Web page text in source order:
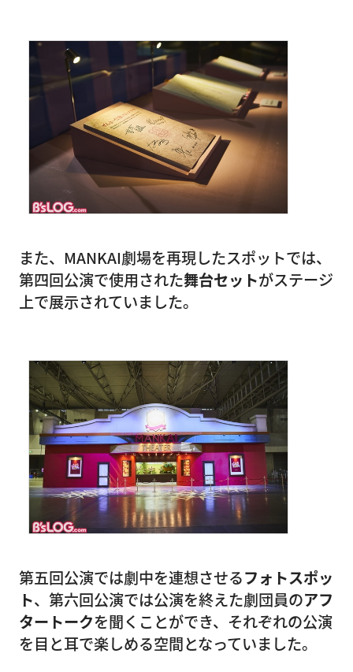
また、MANKAI劇場を再現したスポットでは、
第四回公演で使用された舞台セットがステージ
上で展示されていました。
第五回公演では劇中を連想させるフォトスポッ
ト、第六回公演では公演を終えた劇団員のアフ
タートークを聞くことができ、それぞれの公演
を目と耳で楽しめる空間となっていました。